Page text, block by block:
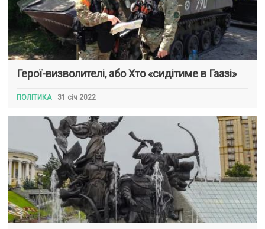
Герої-визволителі, або Хто «сидітиме в Гаазі»
ПОЛІТИКА 31 січ 2022